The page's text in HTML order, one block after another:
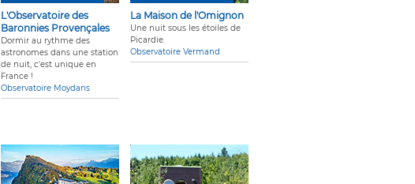
L'Observatoire des
Baronnies Provençales
Dormir au rythme des
astronomes dans une station
de nuit, c'est unique en
France !
Observatoire Moydans
La Maison de l'Omignon
Une nuit sous les étoiles de
Picardie.
Observatoire Vermand